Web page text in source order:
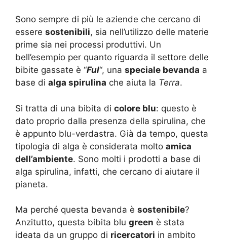
Sono sempre di più le aziende che cercano di
essere sostenibili, sia nell’utilizzo delle materie
prime sia nei processi produttivi. Un
bell’esempio per quanto riguarda il settore delle
bibite gassate è “Ful“, una speciale bevanda a
base di alga spirulina che aiuta la Terra.
Si tratta di una bibita di colore blu: questo è
dato proprio dalla presenza della spirulina, che
è appunto blu-verdastra. Già da tempo, questa
tipologia di alga è considerata molto amica
dell’ambiente. Sono molti i prodotti a base di
alga spirulina, infatti, che cercano di aiutare il
pianeta.
Ma perché questa bevanda è sostenibile?
Anzitutto, questa bibita blu green è stata
ideata da un gruppo di ricercatori in ambito